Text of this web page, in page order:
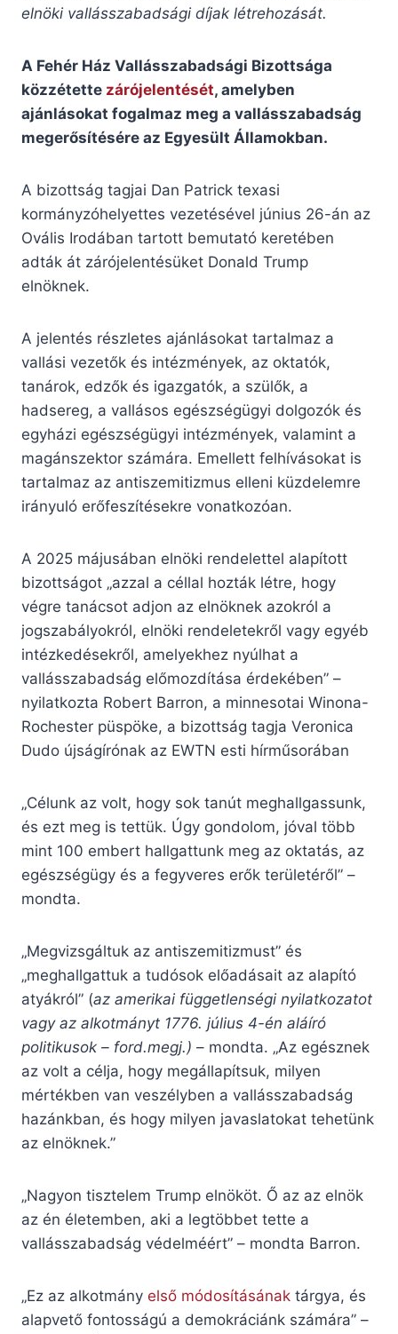
elnöki vallásszabadsági díjak létrehozását.
A Fehér Ház Vallásszabadsági Bizottsága
közzétette zárójelentését, amelyben
ajánlásokat fogalmaz meg a vallásszabadság
megerősítésére az Egyesült Államokban.
A bizottság tagjai Dan Patrick texasi
kormányzóhelyettes vezetésével június 26-án az
Ovális Irodában tartott bemutató keretében
adták át zárójelentésüket Donald Trump
elnöknek.
A jelentés részletes ajánlásokat tartalmaz a
vallási vezetők és intézmények, az oktatók,
tanárok, edzők és igazgatók, a szülők, a
hadsereg, a vallásos egészségügyi dolgozók és
egyházi egészségügyi intézmények, valamint a
magánszektor számára. Emellett felhívásokat is
tartalmaz az antiszemitizmus elleni küzdelemre
irányuló erőfeszítésekre vonatkozóan.
A 2025 májusában elnöki rendelettel alapított
bizottságot „azzal a céllal hozták létre, hogy
végre tanácsot adjon az elnöknek azokról a
jogszabályokról, elnöki rendeletekről vagy egyéb
intézkedésekről, amelyekhez nyúlhat a
vallásszabadság előmozdítása érdekében” –
nyilatkozta Robert Barron, a minnesotai Winona-
Rochester püspöke, a bizottság tagja Veronica
Dudo újságírónak az EWTN esti hírműsorában
„Célunk az volt, hogy sok tanút meghallgassunk,
és ezt meg is tettük. Úgy gondolom, jóval több
mint 100 embert hallgattunk meg az oktatás, az
egészségügy és a fegyveres erők területéről” –
mondta.
„Megvizsgáltuk az antiszemitizmust” és
„meghallgattuk a tudósok előadásait az alapító
atyákról” (az amerikai függetlenségi nyilatkozatot
vagy az alkotmányt 1776. július 4-én aláíró
politikusok – ford.megj.) – mondta. „Az egésznek
az volt a célja, hogy megállapítsuk, milyen
mértékben van veszélyben a vallásszabadság
hazánkban, és hogy milyen javaslatokat tehetünk
az elnöknek.”
„Nagyon tisztelem Trump elnököt. Ő az az elnök
az én életemben, aki a legtöbbet tette a
vallásszabadság védelméért” – mondta Barron.
„Ez az alkotmány első módosításának tárgya, és
alapvető fontosságú a demokráciánk számára” –